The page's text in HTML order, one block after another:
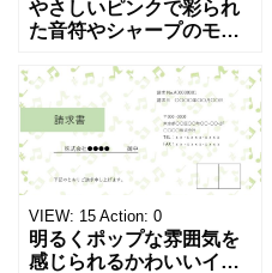
やさしいピンクで彩られ
た音符やシャープのモチ
がる、キュートで華やか
な請求書テンプレートで
す。出演料、演奏ギャ
ラ、取材費請求、イベン
ト請求などの書類作成に
ご活用ください。 表の項
目は現在は品目、数量、
単価、金額になってい
VIEW: 15 Action: 0
明るくポップな雰囲気を
感じられるかわいいイラ